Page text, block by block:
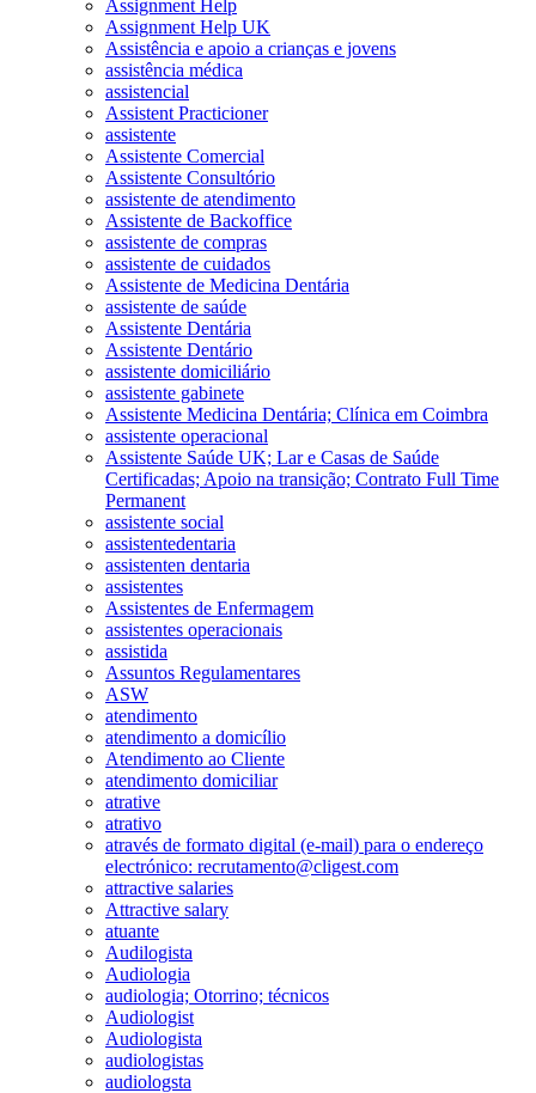
Assignment Help
Assignment Help UK
Assistência e apoio a crianças e jovens
assistência médica
assistencial
Assistent Practicioner
assistente
Assistente Comercial
Assistente Consultório
assistente de atendimento
Assistente de Backoffice
assistente de compras
assistente de cuidados
Assistente de Medicina Dentária
assistente de saúde
Assistente Dentária
Assistente Dentário
assistente domiciliário
assistente gabinete
Assistente Medicina Dentária; Clínica em Coimbra
assistente operacional
Assistente Saúde UK; Lar e Casas de Saúde
Certificadas; Apoio na transição; Contrato Full Time
Permanent
assistente social
assistentedentaria
assistenten dentaria
assistentes
Assistentes de Enfermagem
assistentes operacionais
assistida
Assuntos Regulamentares
ASW
atendimento
atendimento a domicílio
Atendimento ao Cliente
atendimento domiciliar
atrative
atrativo
através de formato digital (e-mail) para o endereço
electrónico: recrutamento@cligest.com
attractive salaries
Attractive salary
atuante
Audilogista
Audiologia
audiologia; Otorrino; técnicos
Audiologist
Audiologista
audiologistas
audiologsta